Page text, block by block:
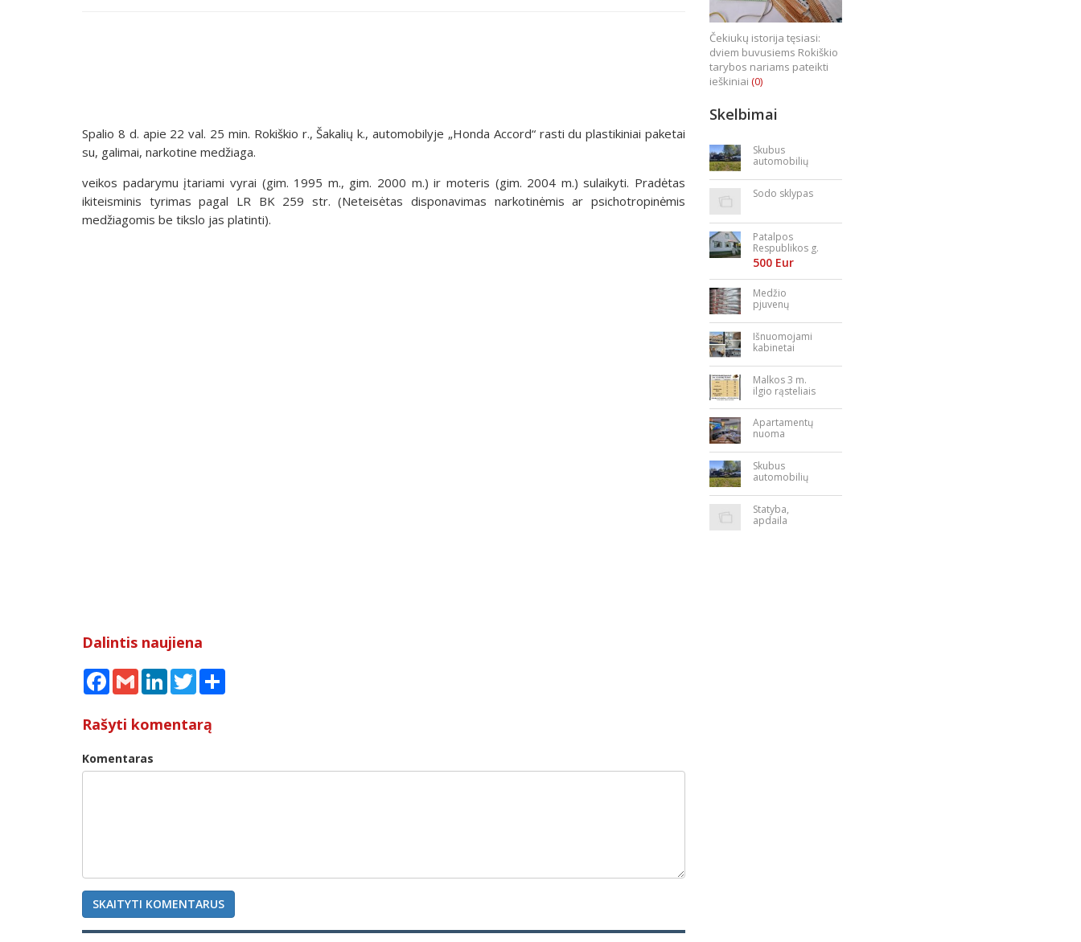
Spalio 8 d. apie 22 val. 25 min. Rokiškio r., Šakalių k., automobilyje „Honda Accord“ rasti du plastikiniai paketai
su, galimai, narkotine medžiaga.
veikos padarymu įtariami vyrai (gim. 1995 m., gim. 2000 m.) ir moteris (gim. 2004 m.) sulaikyti. Pradėtas
ikiteisminis tyrimas pagal LR BK 259 str. (Neteisėtas disponavimas narkotinėmis ar psichotropinėmis
medžiagomis be tikslo jas platinti).
Dalintis naujiena
Facebook
Gmail LinkedInTwitter
Rašyti komentarą
Komentaras
SKAITYTI KOMENTARUS
Čekiukų istorija tęsiasi:
dviem buvusiems Rokiškio
tarybos nariams pateikti
ieškiniai (0)
Skelbimai
Skubus
automobilių
Sodo sklypas
Patalpos
Respublikos g.
23
500 Eur
Medžio
pjuvenų
briketai
Išnuomojami
kabinetai
bės aikštėje
Malkos 3 m.
ilgio rąsteliais
Apartamentų
nuoma
Skubus
automobilių
Statyba,
apdaila